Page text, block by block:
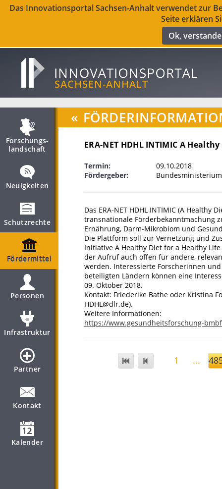
Das Innovationsportal Sachsen-Anhalt verwendet zur
Seite erklären
Ok,
Forschungs­
landschaft
Neuigkeiten
Schutzrechte
Fördermittel
Personen
Infrastruktur
Partner
Kontakt
Kalender
«
ERA-NET HDHL INTIMIC A
Termin:
09.10.2018
Fördergeber:
Das ERA-NET HDHL INTIMIC (A
transnationale Förderbekanntmachung
Ernährung, Darm-Mikrobiom und
Die Plattform soll zur Vernetzung und
Initiative A Healthy Diet for a Healthy
der Aufruf auch offen für andere,
werden. Interessierte Forscherinnen
beteiligten Ländern können eine
09. Oktober 2018.
Kontakt: Friederike Bathe oder Kristina
HDHL@dlr.de).
Weitere Informationen:
https://www.gesundheitsforschung-
1 ...